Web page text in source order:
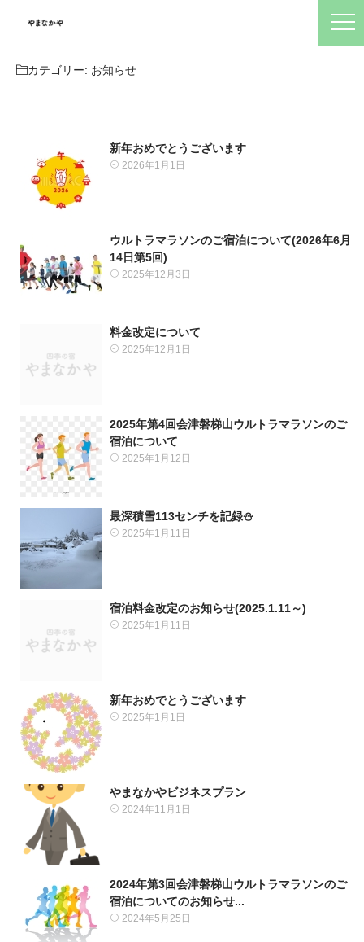
カテゴリー: お知らせ
新年おめでとうございます
2026年1月1日
ウルトラマラソンのご宿泊について(2026年6月
14日第5回)
2025年12月3日
料金改定について
2025年12月1日
2025年第4回会津磐梯山ウルトラマラソンのご
宿泊について
2025年1月12日
最深積雪113センチを記録⛄️
2025年1月11日
宿泊料金改定のお知らせ(2025.1.11～)
2025年1月11日
新年おめでとうございます
2025年1月1日
やまなかやビジネスプラン
2024年11月1日
2024年第3回会津磐梯山ウルトラマラソンのご
宿泊についてのお知らせ...
2024年5月25日